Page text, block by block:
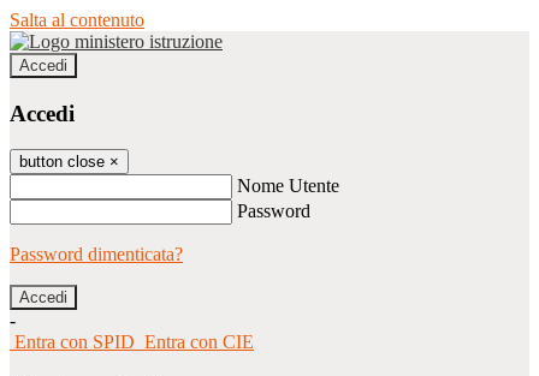
Salta al contenuto
Accedi
Accedi
button close ×
Nome Utente
Password
Password dimenticata?
-
Entra con SPID Entra con CIE